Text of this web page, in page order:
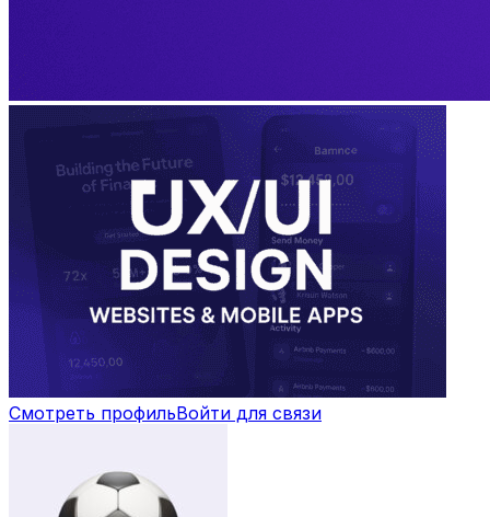
Смотреть профильВойти для связи